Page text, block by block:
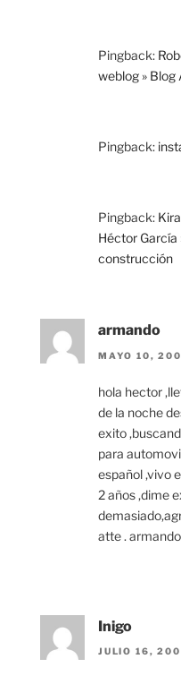
Pingback:
weblog » Blog
Pingback:
Pingback:
Héctor García
construcción
armando
MAYO 10,
hola hector
de la noche
exito
para
español ,vivo
2 años ,dime
atte . armando
Inigo
JULIO 16,